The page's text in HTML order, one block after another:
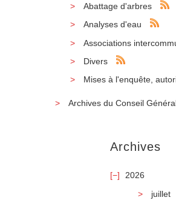
Abattage d'arbres
Analyses d'eau
Associations
Divers
Mises à l'enquête,
Archives du Conseil
Archives
2026
juillet